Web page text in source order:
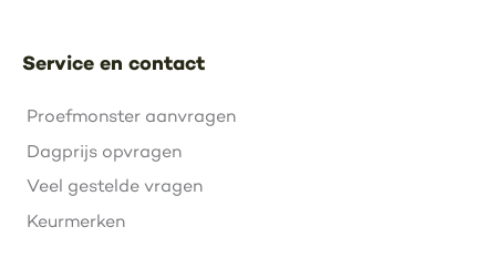
Service en contact
Proefmonster aanvragen
Dagprijs opvragen
Veel gestelde vragen
Keurmerken